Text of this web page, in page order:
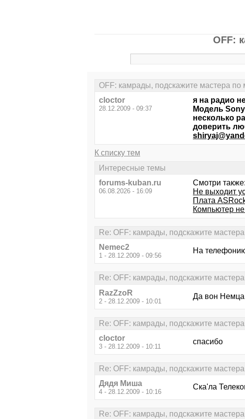
OFF:
OFF: камрады, подскажите мастера по
cloctor
28.12.2009 - 09:37
я на радио
Модель
несколько
доверить
К списку тем
Интересные темы
forums-kuban.ru
06.08.2026 - 16:09
Смотри также:
Не выходит
Плата
Компьютер
Re: OFF: камрады, подскажите
Nemec2
1 - 28.12.2009 - 09:56
На
Re: OFF: камрады, подскажите
RazZzoR
2 - 28.12.2009 - 10:01
Да вон Немца
Re: OFF: камрады, подскажите
cloctor
3 - 28.12.2009 - 10:11
спасибо
Re: OFF: камрады, подскажите
Дядя Миша
4 - 28.12.2009 - 10:16
Ска'ла
Re: OFF: камрады, подскажите